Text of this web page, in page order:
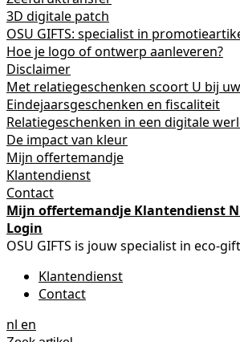
3D digitale patch
OSU GIFTS: specialist in
Hoe je logo of ontwerp aanleveren?
Disclaimer
Met relatiegeschenken scoort U bij
Eindejaarsgeschenken en fiscaliteit
Relatiegeschenken in een digitale
De impact van kleur
Mijn offertemandje
Klantendienst
Contact
Mijn offertemandje Klantendienst
Login
OSU GIFTS is jouw specialist in eco-
Klantendienst
Contact
nl en